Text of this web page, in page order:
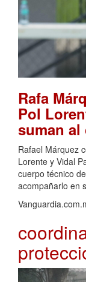
Rafa
Pol
suman
Rafael Márquez
Lorente y Vidal
cuerpo técnico
acompañarlo en